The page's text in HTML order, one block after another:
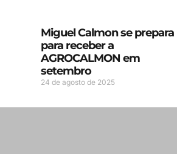
Miguel Calmon se prepara
para receber a
AGROCALMON em
setembro
24 de agosto de 2025